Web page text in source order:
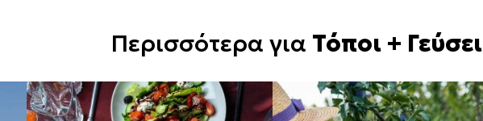
Περισσότερα για Τόποι +